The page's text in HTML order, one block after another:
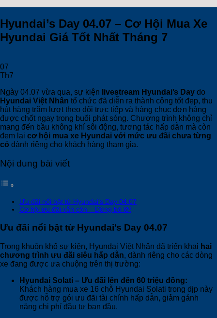
Hyundai’s Day 04.07 – Cơ Hội Mua Xe
Hyundai Giá Tốt Nhất Tháng 7
07
Th7
Ngày 04.07 vừa qua, sự kiện livestream Hyundai’s Day do
Hyundai Việt Nhân tổ chức đã diễn ra thành công tốt đẹp, thu
hút hàng trăm lượt theo dõi trực tiếp và hàng chục đơn hàng
được chốt ngay trong buổi phát sóng. Chương trình không chỉ
mang đến bầu không khí sôi động, tương tác hấp dẫn mà còn
đem lại cơ hội mua xe Hyundai với mức ưu đãi chưa từng
có dành riêng cho khách hàng tham gia.
Nội dung bài viết
Ưu đãi nổi bật từ Hyundai’s Day 04.07
Cơ hội ưu đãi vẫn còn – Đừng bỏ lỡ!
Ưu đãi nổi bật từ Hyundai’s Day 04.07
Trong khuôn khổ sự kiện, Hyundai Việt Nhân đã triển khai hai
chương trình ưu đãi siêu hấp dẫn, dành riêng cho các dòng
xe đang được ưa chuộng trên thị trường:
Hyundai Solati – Ưu đãi lên đến 60 triệu đồng:
Khách hàng mua xe 16 chỗ Hyundai Solati trong dịp này
được hỗ trợ gói ưu đãi tài chính hấp dẫn, giảm gánh
nặng chi phí đầu tư ban đầu.